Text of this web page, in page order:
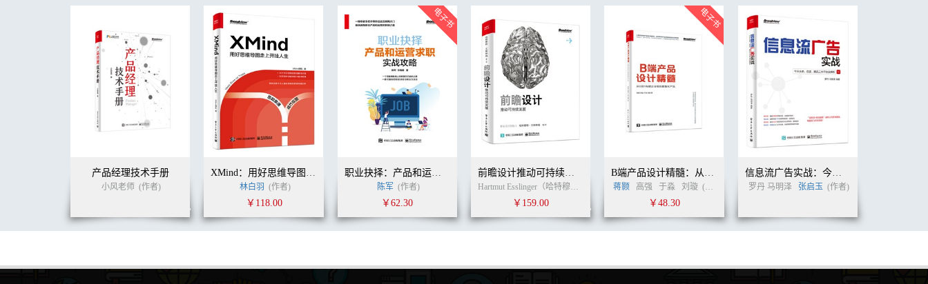
第10问 埋点就是数据采集吗？ 61
10.1 标准动作三步走：埋点、采集、上报 61
10.2 采集组件的两类功能：机制型功能和服务型功能 63
10.3 对采集组件优化的思考 64
第11问 数据上报到哪里去了？ 66
11.1 不得不谈的技术流程 66
11.2 数据仓库vs数据库 67
11.3 用可视化方式达成约定 69
第12问 我们可以直接使用上报的数据吗？ 72
12.1 数据处理的基本操作：归并和计算 72
12.2 任务调度平台，自动化处理引擎 75
12.4 事实表vs维度表 80
第13问 数据处理好了，我可以享用哪些服务？ 82
13.6 万能的SQL，灵活的即席查询 91
产品经理技术手册
小风老师 (作者)
XMind：用好思维导图走上开挂人生
林白羽 (作者)
￥118.00
职业抉择：产品和运营求职实战攻略
陈军 (作者)
￥62.30
前瞻设计推动可持续发展（全彩）
Hartmut Esslinger（哈特穆特•艾斯林格） (作者) 无 (译者)
￥159.00
B端产品设计精髓：从0到1构建企业级的数智化产品
蒋颢 高强 于淼 刘璇 (作者)
￥48.30
信息流广告实战：今日头条、百度、腾讯三大平台全解析
罗丹 马明泽 张启玉 (作者)